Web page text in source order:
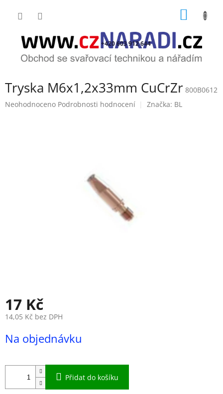
+420 603 912 644
Tryska M6x1,2x33mm CuCrZr 800B0612
Průměrné
Neohodnoceno Podrobnosti hodnocení Značka: BL
17 Kč
14,05 Kč bez DPH
cena:
Na objednávku
Přidat do košíku